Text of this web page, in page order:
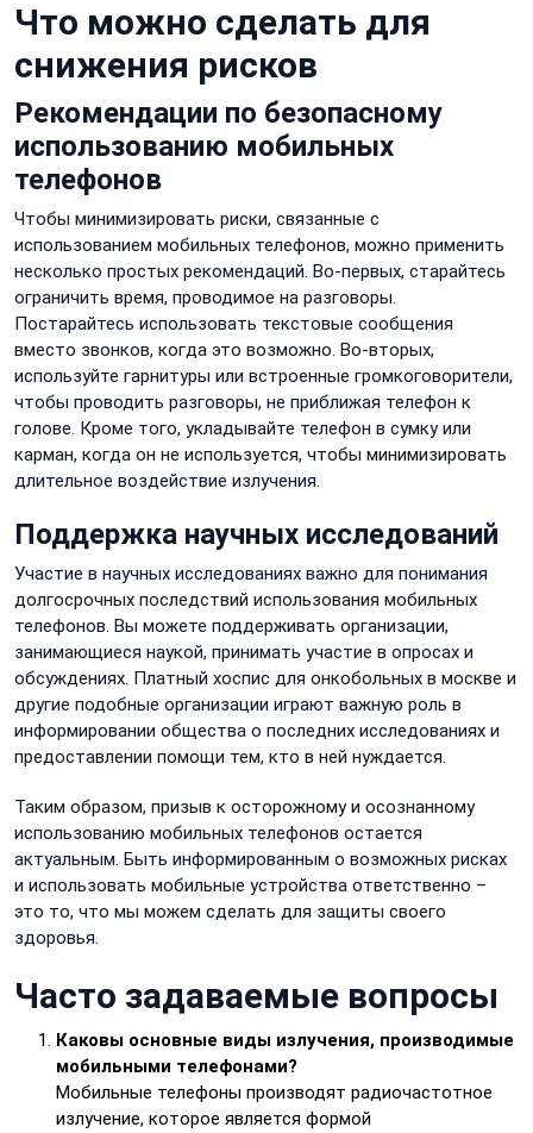
Что можно сделать для
снижения рисков
Рекомендации по безопасному
использованию мобильных
телефонов
Чтобы минимизировать риски, связанные с
использованием мобильных телефонов, можно применить
несколько простых рекомендаций. Во-первых, старайтесь
ограничить время, проводимое на разговоры.
Постарайтесь использовать текстовые сообщения
вместо звонков, когда это возможно. Во-вторых,
используйте гарнитуры или встроенные громкоговорители,
чтобы проводить разговоры, не приближая телефон к
голове. Кроме того, укладывайте телефон в сумку или
карман, когда он не используется, чтобы минимизировать
длительное воздействие излучения.
Поддержка научных исследований
Участие в научных исследованиях важно для понимания
долгосрочных последствий использования мобильных
телефонов. Вы можете поддерживать организации,
занимающиеся наукой, принимать участие в опросах и
обсуждениях. Платный хоспис для онкобольных в москве и
другие подобные организации играют важную роль в
информировании общества о последних исследованиях и
предоставлении помощи тем, кто в ней нуждается.
Таким образом, призыв к осторожному и осознанному
использованию мобильных телефонов остается
актуальным. Быть информированным о возможных рисках
и использовать мобильные устройства ответственно –
это то, что мы можем сделать для защиты своего
здоровья.
Часто задаваемые вопросы
Каковы основные виды излучения, производимые
мобильными телефонами?
Мобильные телефоны производят радиочастотное
излучение, которое является формой